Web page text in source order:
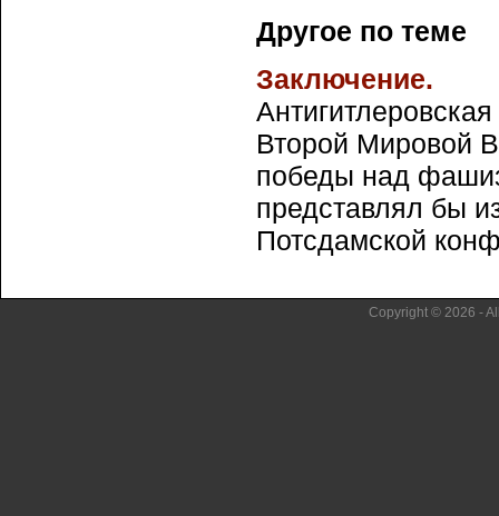
Другое по теме
Заключение.
Второй Мировой
победы над
представлял бы
Потсдамской
Copyright © 2026 -